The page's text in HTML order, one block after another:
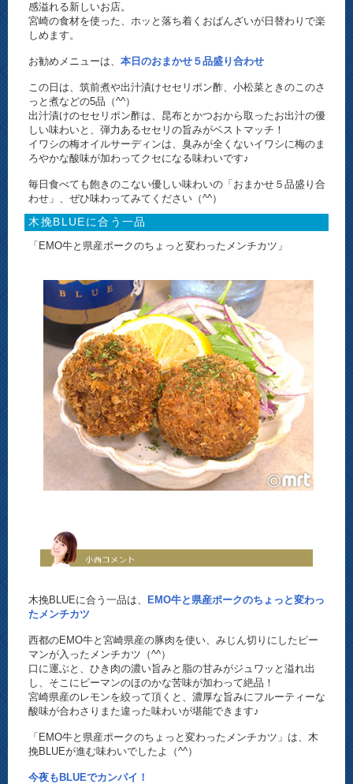
感溢れる新しいお店。
宮崎の食材を使った、ホッと落ち着くおばんざいが日替わりで楽
しめます。
お勧めメニューは、本日のおまかせ５品盛り合わせ
この日は、筑前煮や出汁漬けセセリポン酢、小松菜ときのこのさ
っと煮などの5品（^^）
出汁漬けのセセリポン酢は、昆布とかつおから取ったお出汁の優
しい味わいと、弾力あるセセリの旨みがベストマッチ！
イワシの梅オイルサーディンは、臭みが全くないイワシに梅のま
ろやかな酸味が加わってクセになる味わいです♪
毎日食べても飽きのこない優しい味わいの「おまかせ５品盛り合
わせ」、ぜひ味わってみてください（^^）
木挽BLUEに合う一品
「EMO牛と県産ポークのちょっと変わったメンチカツ」
木挽BLUEに合う一品は、EMO牛と県産ポークのちょっと変わっ
たメンチカツ
西都のEMO牛と宮崎県産の豚肉を使い、みじん切りにしたピー
マンが入ったメンチカツ（^^）
口に運ぶと、ひき肉の濃い旨みと脂の甘みがジュワッと溢れ出
し、そこにピーマンのほのかな苦味が加わって絶品！
宮崎県産のレモンを絞って頂くと、濃厚な旨みにフルーティーな
酸味が合わさりまた違った味わいが堪能できます♪
「EMO牛と県産ポークのちょっと変わったメンチカツ」は、木
挽BLUEが進む味わいでしたよ（^^）
今夜もBLUEでカンパイ！